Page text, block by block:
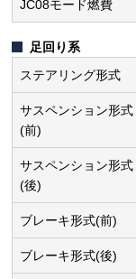
JC08モード燃費
足回り系
ステアリング形式
サスペンション形式
(前)
サスペンション形式
(後)
ブレーキ形式(前)
ブレーキ形式(後)